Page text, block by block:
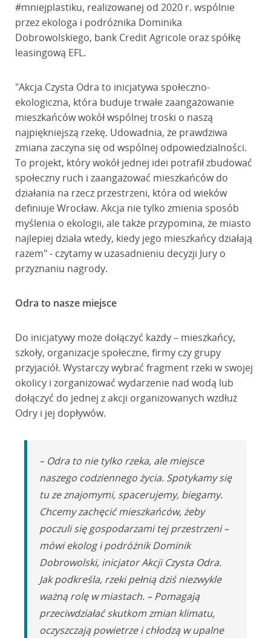
#mniejplastiku, realizowanej od 2020 r. wspólnie
przez ekologa i podróżnika Dominika
Dobrowolskiego, bank Credit Agricole oraz spółkę
leasingową EFL.
"Akcja Czysta Odra to inicjatywa społeczno-
ekologiczna, która buduje trwałe zaangażowanie
mieszkańców wokół wspólnej troski o naszą
najpiękniejszą rzekę. Udowadnia, że prawdziwa
zmiana zaczyna się od wspólnej odpowiedzialności.
To projekt, który wokół jednej idei potrafił zbudować
społeczny ruch i zaangażować mieszkańców do
działania na rzecz przestrzeni, która od wieków
definiuje Wrocław. Akcja nie tylko zmienia sposób
myślenia o ekologii, ale także przypomina, że miasto
najlepiej działa wtedy, kiedy jego mieszkańcy działają
razem" - czytamy w uzasadnieniu decyzji Jury o
przyznaniu nagrody.
Odra to nasze miejsce
Do inicjatywy może dołączyć każdy – mieszkańcy,
szkoły, organizacje społeczne, firmy czy grupy
przyjaciół. Wystarczy wybrać fragment rzeki w swojej
okolicy i zorganizować wydarzenie nad wodą lub
dołączyć do jednej z akcji organizowanych wzdłuż
Odry i jej dopływów.
– Odra to nie tylko rzeka, ale miejsce
naszego codziennego życia. Spotykamy się
tu ze znajomymi, spacerujemy, biegamy.
Chcemy zachęcić mieszkańców, żeby
poczuli się gospodarzami tej przestrzeni –
mówi ekolog i podróżnik Dominik
Dobrowolski, inicjator Akcji Czysta Odra.
Jak podkreśla, rzeki pełnią dziś niezwykle
ważną rolę w miastach. – Pomagają
przeciwdziałać skutkom zmian klimatu,
oczyszczają powietrze i chłodzą w upalne